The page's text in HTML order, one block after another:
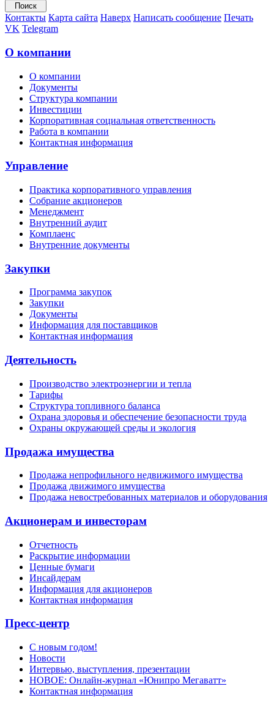
Контакты Карта сайта Наверх Написать сообщение Печать
VK Telegram
О компании
О компании
Документы
Структура компании
Инвестиции
Корпоративная социальная ответственность
Работа в компании
Контактная информация
Управление
Практика корпоративного управления
Собрание акционеров
Менеджмент
Внутренний аудит
Комплаенс
Внутренние документы
Закупки
Программа закупок
Закупки
Документы
Информация для поставщиков
Контактная информация
Деятельность
Производство электроэнергии и тепла
Тарифы
Структура топливного баланса
Охрана здоровья и обеспечение безопасности труда
Охраны окружающей среды и экология
Продажа имущества
Продажа непрофильного недвижимого имущества
Продажа движимого имущества
Продажа невостребованных материалов и оборудования
Акционерам и инвесторам
Отчетность
Раскрытие информации
Ценные бумаги
Инсайдерам
Информация для акционеров
Контактная информация
Пресс-центр
С новым годом!
Новости
Интервью, выступления, презентации
НОВОЕ: Онлайн-журнал «Юнипро Мегаватт»
Контактная информация